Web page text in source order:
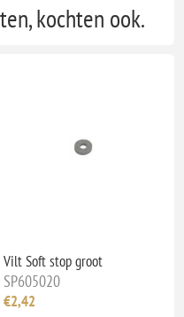
kochten ook.
Vilt Soft stop groot
SP605020
€2,42